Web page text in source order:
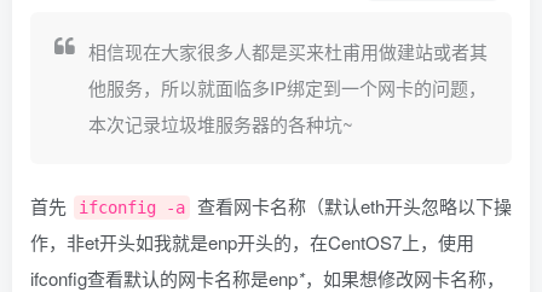
相信现在大家很多人都是买来杜甫用做建站或者其
他服务，所以就面临多IP绑定到一个网卡的问题，
本次记录垃圾堆服务器的各种坑~
首先 ifconfig -a
查看网卡名称（默认eth开头忽略以下操
作，非et开头如我就是enp开头的，在CentOS7上，使用
ifconfig查看默认的网卡名称是enp*，如果想修改网卡名称，